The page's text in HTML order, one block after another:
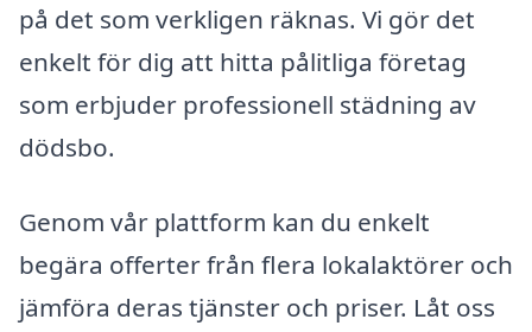
på det som verkligen räknas. Vi gör det
enkelt för dig att hitta pålitliga företag
som erbjuder professionell städning av
dödsbo.
Genom vår plattform kan du enkelt
begära offerter från flera lokalaktörer och
jämföra deras tjänster och priser. Låt oss